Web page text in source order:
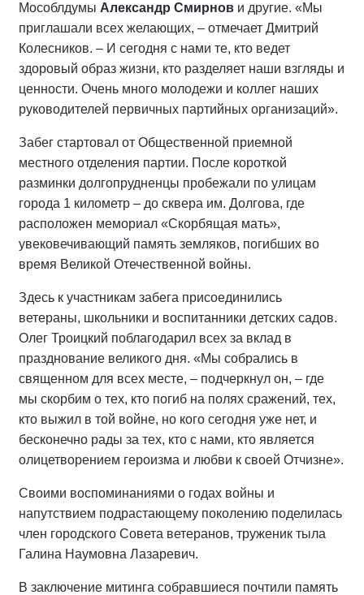
Мособлдумы Александр Смирнов и другие. «Мы
приглашали всех желающих, – отмечает Дмитрий
Колесников. – И сегодня с нами те, кто ведет
здоровый образ жизни, кто разделяет наши взгляды и
ценности. Очень много молодежи и коллег наших
руководителей первичных партийных организаций».
Забег стартовал от Общественной приемной
местного отделения партии. После короткой
разминки долгопрудненцы пробежали по улицам
города 1 километр – до сквера им. Долгова, где
расположен мемориал «Скорбящая мать»,
увековечивающий память земляков, погибших во
время Великой Отечественной войны.
Здесь к участникам забега присоединились
ветераны, школьники и воспитанники детских садов.
Олег Троицкий поблагодарил всех за вклад в
празднование великого дня. «Мы собрались в
священном для всех месте, – подчеркнул он, – где
мы скорбим о тех, кто погиб на полях сражений, тех,
кто выжил в той войне, но кого сегодня уже нет, и
бесконечно рады за тех, кто с нами, кто является
олицетворением героизма и любви к своей Отчизне».
Своими воспоминаниями о годах войны и
напутствием подрастающему поколению поделилась
член городского Совета ветеранов, труженик тыла
Галина Наумовна Лазаревич.
В заключение митинга собравшиеся почтили память